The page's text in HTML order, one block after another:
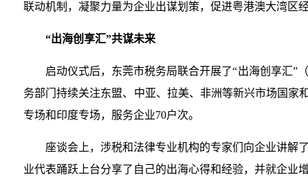
联动机制，凝聚力量为企业出谋划策，促进粤港澳大湾区
“出海创享汇”共谋未来
启动仪式后，东莞市税务局联合开展了“出海创享汇”
务部门持续关注东盟、中亚、拉美、非洲等新兴市场国家
专场和印度专场，服务企业70户次。
座谈会上，涉税和法律专业机构的专家们向企业讲解
业代表踊跃上台分享了自己的出海心得和经验，并就企业